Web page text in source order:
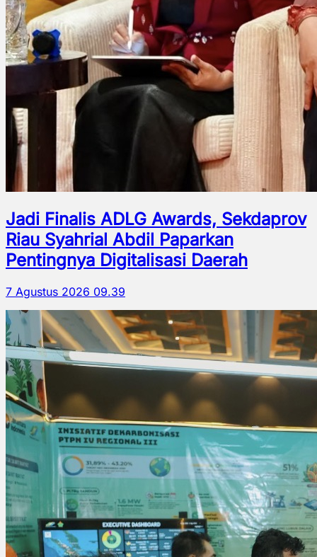
Jadi Finalis ADLG Awards, Sekdaprov
Riau Syahrial Abdil Paparkan
Pentingnya Digitalisasi Daerah
7 Agustus 2026 09.39